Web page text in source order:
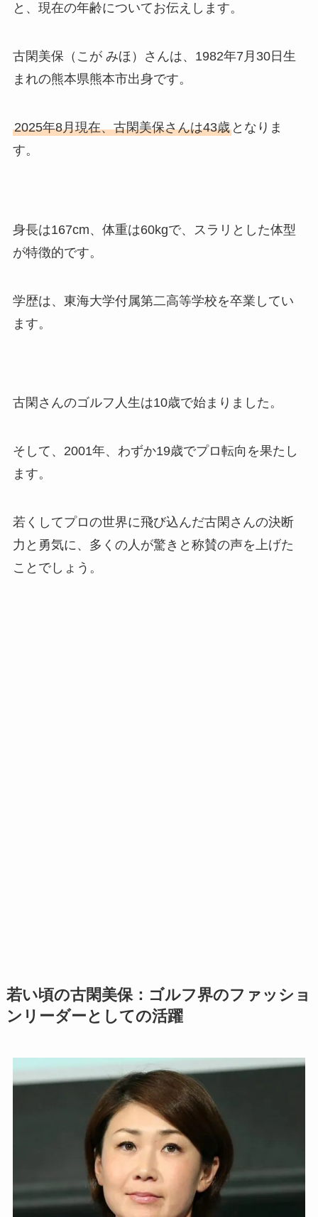
と、現在の年齢についてお伝えします。
古閑美保（こが みほ）さんは、1982年7月30日生
まれの熊本県熊本市出身です。
2025年8月現在、古閑美保さんは43歳となりま
す。
身長は167cm、体重は60kgで、スラリとした体型
が特徴的です。
学歴は、東海大学付属第二高等学校を卒業してい
ます。
古閑さんのゴルフ人生は10歳で始まりました。
そして、2001年、わずか19歳でプロ転向を果たし
ます。
若くしてプロの世界に飛び込んだ古閑さんの決断
力と勇気に、多くの人が驚きと称賛の声を上げた
ことでしょう。
若い頃の古閑美保：ゴルフ界のファッショ
ンリーダーとしての活躍